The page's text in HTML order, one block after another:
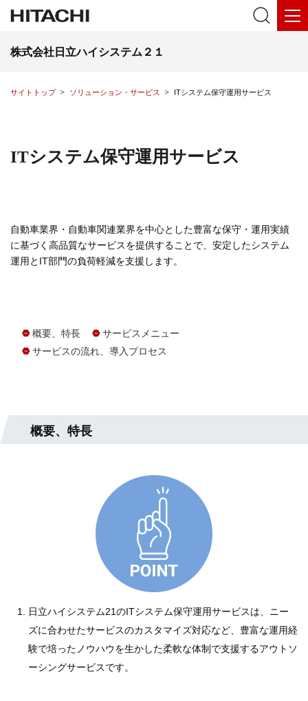
株式会社日立ハイシステム２１
サイトトップ ソリューション・サービス ITシステム保守運用サービス
ITシステム保守運用サービス
自動車業界・自動車関連業界を中心とした豊富な保守・運用実績
に基づく高品質なサービスを提供することで、安定したシステム
運用とIT部門の負荷軽減を支援します。
概要、特長
サービスメニュー
サービスの流れ、導入プロセス
概要、特長
日立ハイシステム21のITシステム保守運用サービスは、ニー
ズに合わせたサービスのカスタマイズ対応など、豊富な運用経
験で培ったノウハウを生かした柔軟な体制で支援するアウトソ
ーシングサービスです。